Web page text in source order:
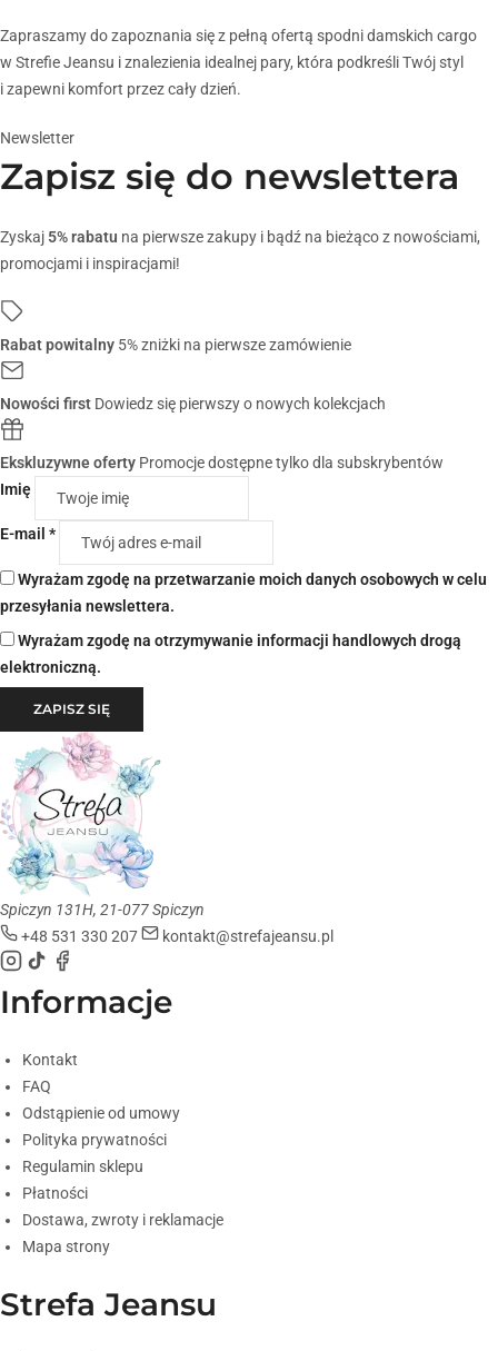
Zapraszamy do zapoznania się z pełną ofertą spodni damskich cargo
w Strefie Jeansu i znalezienia idealnej pary, która podkreśli Twój styl
i zapewni komfort przez cały dzień.
Newsletter
Zapisz się do newslettera
Zyskaj 5% rabatu na pierwsze zakupy i bądź na bieżąco z nowościami,
promocjami i inspiracjami!
Rabat powitalny 5% zniżki na pierwsze zamówienie
Nowości first Dowiedz się pierwszy o nowych kolekcjach
Ekskluzywne oferty Promocje dostępne tylko dla subskrybentów
Imię
E-mail *
Wyrażam zgodę na przetwarzanie moich danych osobowych w celu
przesyłania newslettera.
Wyrażam zgodę na otrzymywanie informacji handlowych drogą
elektroniczną.
ZAPISZ SIĘ
Spiczyn 131H, 21-077 Spiczyn
+48 531 330 207
kontakt@strefajeansu.pl
Informacje
Kontakt
FAQ
Odstąpienie od umowy
Polityka prywatności
Regulamin sklepu
Płatności
Dostawa, zwroty i reklamacje
Mapa strony
Strefa Jeansu